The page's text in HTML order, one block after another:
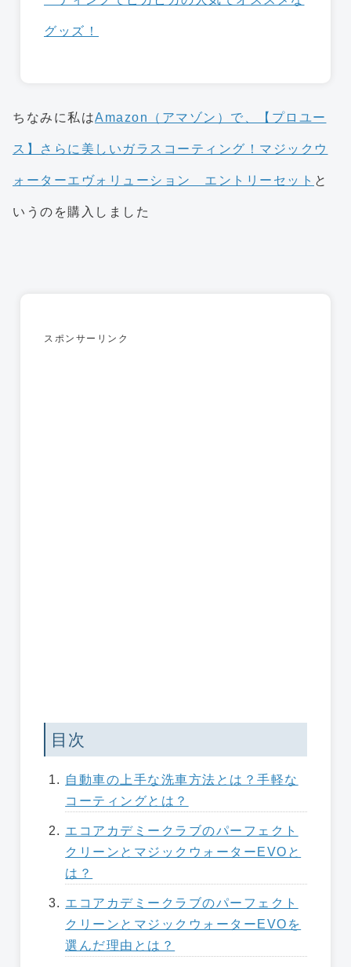
グッズ！
ちなみに私はAmazon（アマゾン）で、【プロユー
ス】さらに美しいガラスコーティング！マジックウ
ォーターエヴォリューション エントリーセット と
いうのを購入しました
スポンサーリンク
目次
自動車の上手な洗車方法とは？手軽な
コーティングとは？
エコアカデミークラブのパーフェクト
クリーンとマジックウォーターEVOと
は？
エコアカデミークラブのパーフェクト
クリーンとマジックウォーターEVOを
選んだ理由とは？